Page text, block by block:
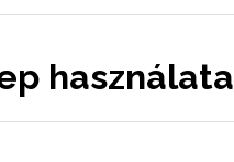
használata